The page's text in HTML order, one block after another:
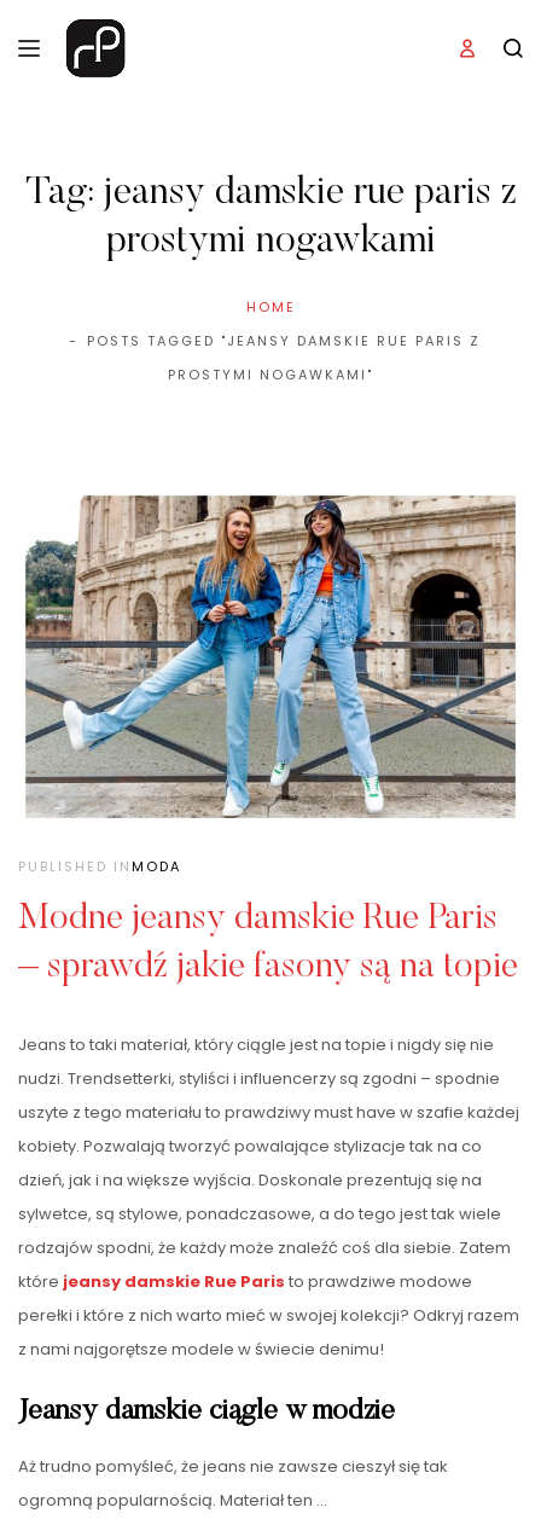
Tag: jeansy damskie rue paris z
prostymi nogawkami
HOME
POSTS TAGGED "JEANSY DAMSKIE RUE PARIS Z
PROSTYMI NOGAWKAMI"
PUBLISHED INMODA
Modne jeansy damskie Rue Paris
– sprawdź jakie fasony są na topie
Jeans to taki materiał, który ciągle jest na topie i nigdy się nie
nudzi. Trendsetterki, styliści i influencerzy są zgodni – spodnie
uszyte z tego materiału to prawdziwy must have w szafie każdej
kobiety. Pozwalają tworzyć powalające stylizacje tak na co
dzień, jak i na większe wyjścia. Doskonale prezentują się na
sylwetce, są stylowe, ponadczasowe, a do tego jest tak wiele
rodzajów spodni, że każdy może znaleźć coś dla siebie. Zatem
które jeansy damskie Rue Paris to prawdziwe modowe
perełki i które z nich warto mieć w swojej kolekcji? Odkryj razem
z nami najgorętsze modele w świecie denimu!
Jeansy damskie ciągle w modzie
Aż trudno pomyśleć, że jeans nie zawsze cieszył się tak
ogromną popularnością. Materiał ten …